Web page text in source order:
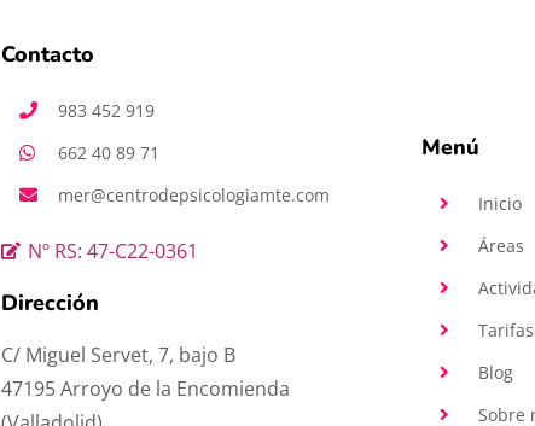
Contacto
983 452 919
662 40 89 71
mer@centrodepsicologiamte.com
Nº RS: 47-C22-0361
Dirección
C/ Miguel Servet, 7, bajo B
47195 Arroyo de la Encomienda
Menú
Inicio
Áreas
Tarifas
Blog
Sobre